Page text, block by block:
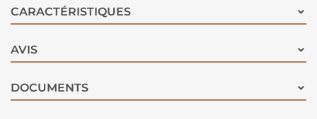
CARACTÉRISTIQUES
AVIS
DOCUMENTS